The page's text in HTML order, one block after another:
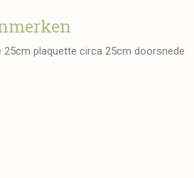
25cm plaquette circa 25cm doorsnede